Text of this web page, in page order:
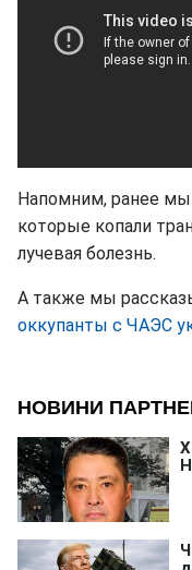
Напомним, ранее мы
которые копали
лучевая болезнь.
А также мы
оккупанты с ЧАЭС